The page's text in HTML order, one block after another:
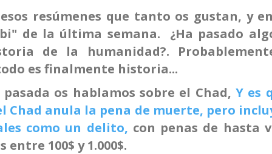
resúmenes que tanto os gustan, y
de la última semana. ¿Ha pasado
de la humanidad?.
es finalmente historia...
os hablamos sobre el Chad,Y es
Chad anula la pena de muerte, pero
como un delito, con penas de hasta
100$ y 1.000$.